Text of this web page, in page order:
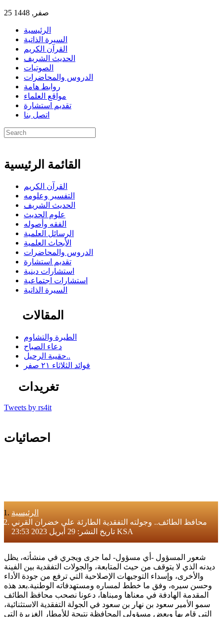
25 صفر, 1448
الرئيسية
السيرة الذاتية
القرآن الكريم
الحديث الشريف
الصوتيات
الدروس والمحاضرات
روابط هامة
مواقع العلماء
تقديم استشارة
اتصل بنا
القائمة الرئيسية
القرآن الكريم
التفسير وعلومه
الحديث الشريف
علوم الحديث
الفقه وأصوله
الرسائل العلمية
الأبحاث العلمية
الدروس والمحاضرات
تقديم استشارة
استشارات دينية
استشارات اجتماعية
السيرة الذاتية
المقالات
الطيرة والتشاوم
دعاء الصباح
حقيبة الرحيل..
فوائد الثلاثاء ٢١ صفر
تغريدات
Tweets by rs4it
احصائيات
الرئيسية
محافظ الطائف.. وجولته التفقدية الطارئة علي خضران القرني
تاريخ النشر: 29 أبريل 2023 23:53 KSA
شعور المسؤول -أي مسؤول- لما جرى ويجري في منشأته، يظل
ديدنه الذي لا يتوقف من حيث المتابعة، والجولات التفقدية بين الفينة
والأخرى، وإسداء التوجيهات الإصلاحية التي ترفع من جودة الأداء
وحسن سيره، وفق ما خطط لمساره ومستهدفاته الوطنية.بعد هذه
المقدمة الهادفة في معناها ومبناها، دعونا نصحب محافظ الطائف
سمو الأمير سعود بن نهار بن سعود في الجولة التفقدية الاستثنائية،
التي قام بها وبعض مسؤولي المحافظة نتيجة للأمطار الغزيرة التي